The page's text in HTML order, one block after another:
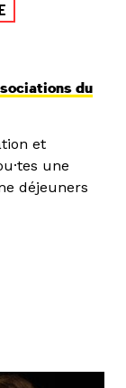
du
et
une
déjeuners